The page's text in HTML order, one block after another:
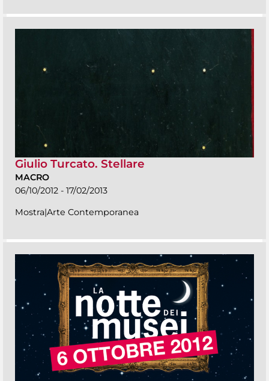
Giulio Turcato. Stellare
MACRO
06/10/2012 - 17/02/2013
Mostra|Arte Contemporanea